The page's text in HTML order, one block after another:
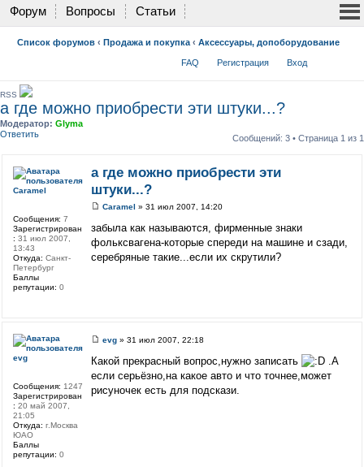
Форум Вопросы Статьи
Список форумов ‹ Продажа и покупка ‹ Аксессуары, допоборудование
FAQ Регистрация Вход
RSS
а где можно приобрести эти штуки...?
Модератор: Glyma
Ответить
Сообщений: 3 • Страница 1 из 1
а где можно приобрести эти
штуки...?
Caramel » 31 июл 2007, 14:20
забыла как называются, фирменные знаки
фольксвагена-которые спереди на машине и сзади,
серебряные такие...если их скрутили?
Caramel
Сообщения: 7
Зарегистрирован
: 31 июл 2007,
13:43
Откуда: Санкт-
Петербург
Баллы
репутации: 0
evg» 31 июл 2007, 22:18
Какой прекрасный вопрос,нужно записать
.А
если серьёзно,на какое авто и что точнее,может
рисуночек есть для подскази.
evg
Сообщения: 1247
Зарегистрирован
: 20 май 2007,
21:05
Откуда: г.Москва
ЮАО
Баллы
репутации: 0